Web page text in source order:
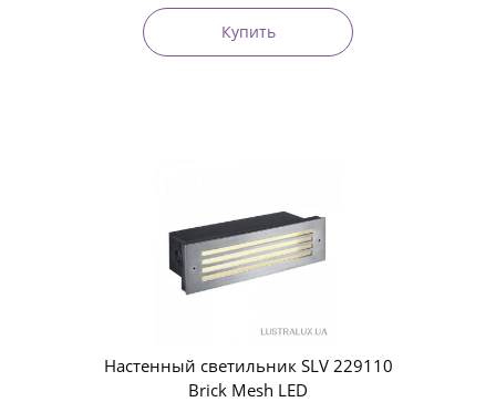
Купить
Настенный светильник SLV 229110
Brick Mesh LED